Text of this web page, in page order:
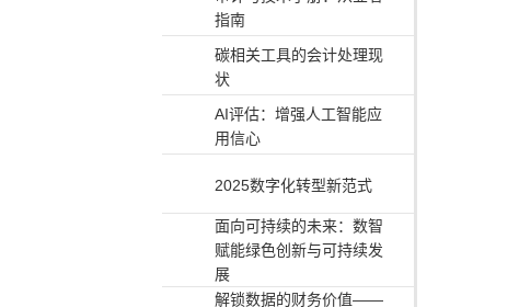
指南
碳相关工具的会计处理现
状
AI评估：增强人工智能应
用信心
2025数字化转型新范式
面向可持续的未来：数智
赋能绿色创新与可持续发
展
解锁数据的财务价值——